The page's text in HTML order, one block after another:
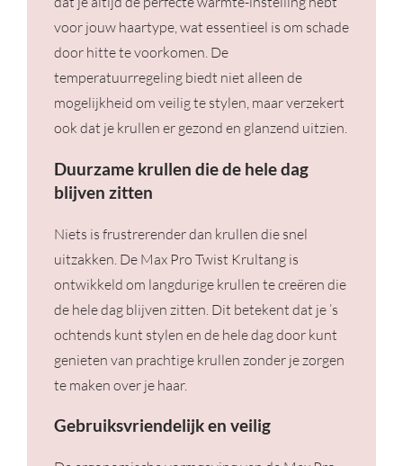
voor jouw haartype, wat essentieel is om schade
door hitte te voorkomen. De
temperatuurregeling biedt niet alleen de
mogelijkheid om veilig te stylen, maar verzekert
ook dat je krullen er gezond en glanzend uitzien.
Duurzame krullen die de hele dag
blijven zitten
Niets is frustrerender dan krullen die snel
uitzakken. De Max Pro Twist Krultang is
ontwikkeld om langdurige krullen te creëren die
de hele dag blijven zitten. Dit betekent dat je ’s
ochtends kunt stylen en de hele dag door kunt
genieten van prachtige krullen zonder je zorgen
te maken over je haar.
Gebruiksvriendelijk en veilig